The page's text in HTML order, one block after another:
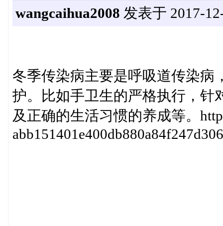
wangcaihua2008 发表于 2017-
冬季传染病主要是呼吸道传染病
护。比如手卫生的严格执行，针
及正确的生活习惯的养成等。